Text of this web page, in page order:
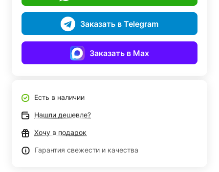
Заказать в Telegram
Заказать в Max
Есть в наличии
Нашли дешевле?
Хочу в подарок
Гарантия свежести и качества